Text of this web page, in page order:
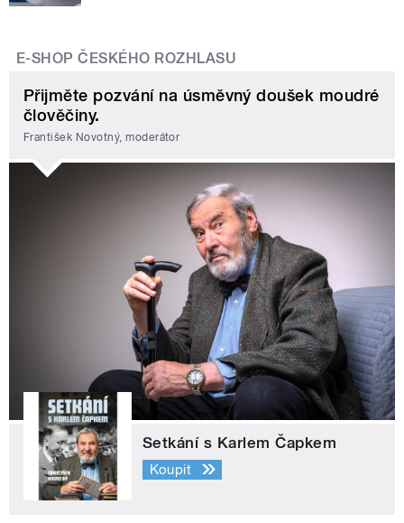
E-SHOP ČESKÉHO ROZHLASU
Přijměte pozvání na úsměvný doušek moudré
člověčiny.
František Novotný, moderátor
Setkání s Karlem Čapkem
Koupit